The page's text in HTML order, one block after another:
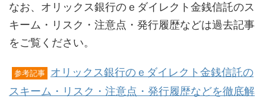
なお、オリックス銀行のｅダイレクト金銭信託のス
キーム・リスク・注意点・発行履歴などは過去記事
をご覧ください。
参考記事
オリックス銀行のｅダイレクト金銭信託の
スキーム・リスク・注意点・発行履歴などを徹底解